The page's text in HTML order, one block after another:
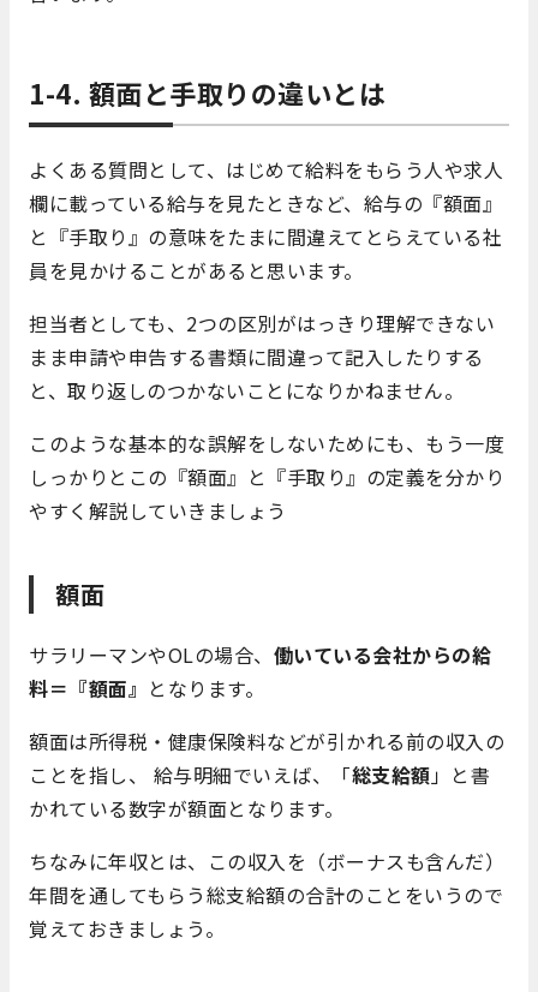
1-4. 額面と手取りの違いとは
よくある質問として、はじめて給料をもらう人や求人
欄に載っている給与を見たときなど、給与の『額面』
と『手取り』の意味をたまに間違えてとらえている社
員を見かけることがあると思います。
担当者としても、2つの区別がはっきり理解できない
まま申請や申告する書類に間違って記入したりする
と、取り返しのつかないことになりかねません。
このような基本的な誤解をしないためにも、もう一度
しっかりとこの『額面』と『手取り』の定義を分かり
やすく解説していきましょう
額面
サラリーマンやOLの場合、 働いている会社からの給
料＝『額面』 となります。
額面は所得税・健康保険料などが引かれる前の収入の
ことを指し、 給与明細でいえば、「総支給額」と書
かれている数字が額面となります。
ちなみに年収とは、この収入を（ボーナスも含んだ）
年間を通してもらう総支給額の合計のことをいうので
覚えておきましょう。